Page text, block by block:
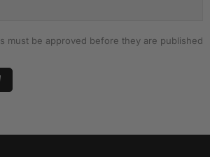
must be approved before they are published